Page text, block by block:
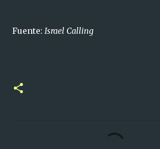
Fuente: Israel Calling